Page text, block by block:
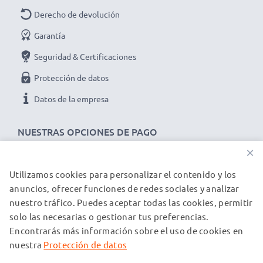
NUESTRAS OPCIONES DE PAGO
Derecho de devolución
Garantía
Seguridad & Certificaciones
Protección de datos
Datos de la empresa
NUESTROS PARTNERS DE ENVÍO
© subtel.es 2026
Todos los precios incluyen IVA y excluyen los costos de envío.
Tenga en cuenta que todas las marcas registradas que
×
Utilizamos cookies para personalizar el contenido y los
anuncios, ofrecer funciones de redes sociales y analizar
nuestro tráfico. Puedes aceptar todas las cookies, permitir
solo las necesarias o gestionar tus preferencias.
Encontrarás más información sobre el uso de cookies en
nuestra Protección de datos